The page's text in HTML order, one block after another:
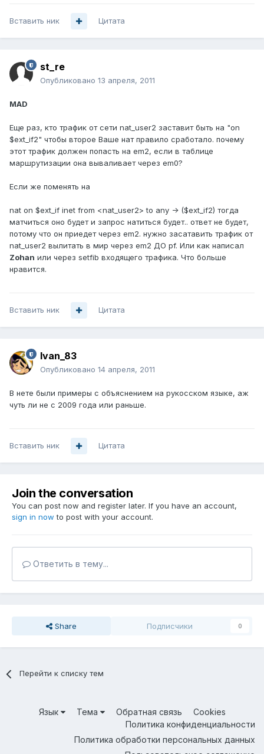
Вставить ник Цитата
st_re
Опубликовано 13 апреля, 2011
MAD
Еще раз, кто трафик от сети nat_user2 заставит быть на "on
$ext_if2" чтобы второе Ваше нат правило сработало. почему
этот трафик должен попасть на em2, если в таблице
маршрутизации она вываливает через em0?
Если же поменять на
nat on $ext_if inet from <nat_user2> to any -> ($ext_if2) тогда
матчиться оно будет и запрос натиться будет.. ответ не будет,
потому что он приедет через em2. нужно засатавить трафик от
nat_user2 вылитать в мир через em2 ДО pf. Или как написал
Zohan или через setfib входящего трафика. Что больше
нравится.
Вставить ник Цитата
Ivan_83
Опубликовано 14 апреля, 2011
В нете были примеры с объяснением на рукосском языке, аж
чуть ли не с 2009 года или раньше.
Вставить ник Цитата
Join the conversation
You can post now and register later. If you have an account,
sign in now to post with your account.
Ответить в тему...
Share Подписчики 0
Перейти к списку тем
Язык Тема Обратная связь
Cookies
Политика конфиденциальности
Политика обработки персональных данных